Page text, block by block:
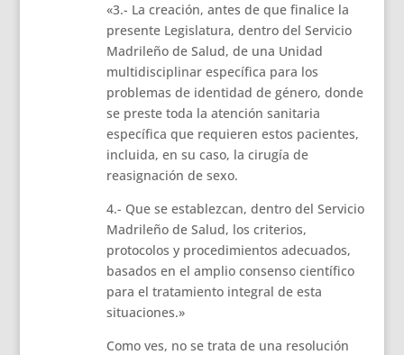
«3.- La creación, antes de que finalice la
presente Legislatura, dentro del Servicio
Madrileño de Salud, de una Unidad
multidisciplinar específica para los
problemas de identidad de género, donde
se preste toda la atención sanitaria
específica que requieren estos pacientes,
incluida, en su caso, la cirugía de
reasignación de sexo.
4.- Que se establezcan, dentro del Servicio
Madrileño de Salud, los criterios,
protocolos y procedimientos adecuados,
basados en el amplio consenso científico
para el tratamiento integral de esta
situaciones.»
Como ves, no se trata de una resolución